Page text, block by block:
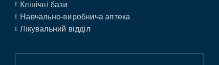
Клінічні бази
Навчально-виробнича аптека
Лікувальний відділ